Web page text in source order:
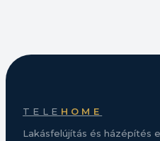
TELE HOME
Lakásfelújítás és házépítés